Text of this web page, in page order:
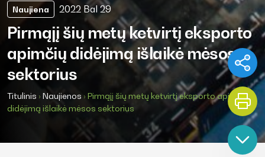
Naujiena 2022 Bal 29
Pirmąjį šių metų ketvirtį eksporto
apimčių didėjimą išlaikė mėsos
sektorius
Titulinis › Naujienos › Pirmąjį šių metų ketvirtį eksporto apimčių
didėjimą išlaikė mėsos sektorius